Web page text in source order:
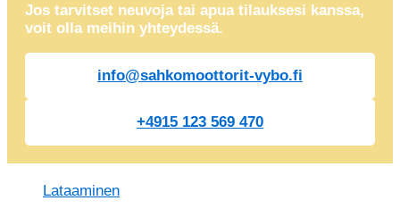
Jos tarvitset neuvoja tai apua tilauksesi kanssa,
voit olla meihin yhteydessä.
info@sahkomoottorit-vybo.fi
+4915 123 569 470
Lataaminen